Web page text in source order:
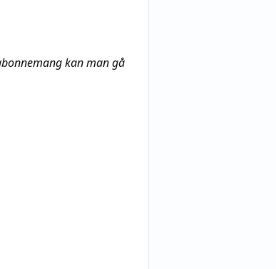
kan man gå